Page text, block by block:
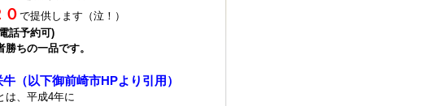
で提供します（泣！）
話予約可)
勝ちの一品です。
（以下御前崎市HPより引用）
は、平成4年に